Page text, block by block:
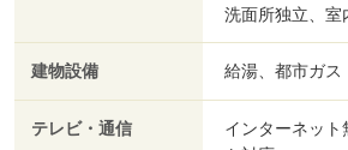
洗面所独立、室
建物設備 給湯、都市ガス
テレビ・通信
インターネット